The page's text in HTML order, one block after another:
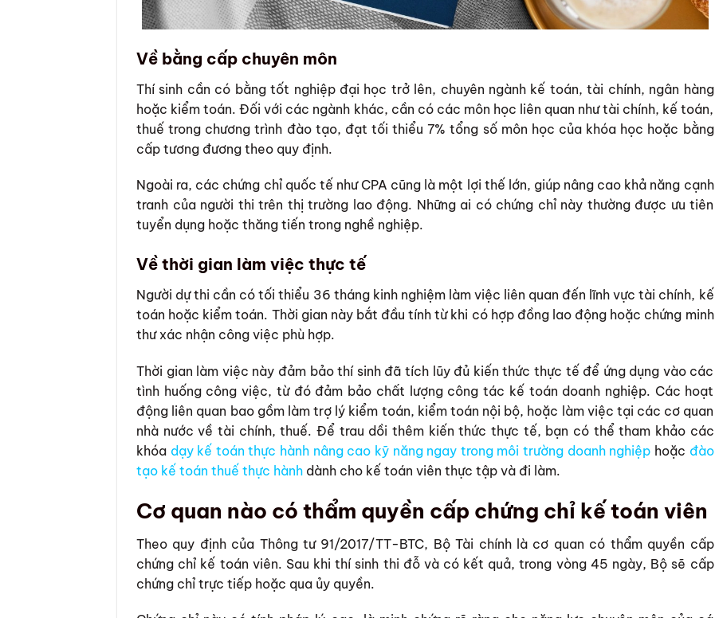
Về bằng cấp chuyên môn
Thí sinh cần có bằng tốt nghiệp đại học trở lên, chuyên ngành kế toán, tài chính, ngân hàng
hoặc kiểm toán. Đối với các ngành khác, cần có các môn học liên quan như tài chính, kế toán,
thuế trong chương trình đào tạo, đạt tối thiểu 7% tổng số môn học của khóa học hoặc bằng
cấp tương đương theo quy định.
Ngoài ra, các chứng chỉ quốc tế như CPA cũng là một lợi thế lớn, giúp nâng cao khả năng cạnh
tranh của người thi trên thị trường lao động. Những ai có chứng chỉ này thường được ưu tiên
tuyển dụng hoặc thăng tiến trong nghề nghiệp.
Về thời gian làm việc thực tế
Người dự thi cần có tối thiểu 36 tháng kinh nghiệm làm việc liên quan đến lĩnh vực tài chính, kế
toán hoặc kiểm toán. Thời gian này bắt đầu tính từ khi có hợp đồng lao động hoặc chứng minh
thư xác nhận công việc phù hợp.
Thời gian làm việc này đảm bảo thí sinh đã tích lũy đủ kiến thức thực tế để ứng dụng vào các
tình huống công việc, từ đó đảm bảo chất lượng công tác kế toán doanh nghiệp. Các hoạt
động liên quan bao gồm làm trợ lý kiểm toán, kiểm toán nội bộ, hoặc làm việc tại các cơ quan
nhà nước về tài chính, thuế. Để trau dồi thêm kiến thức thực tế, bạn có thể tham khảo các
khóa dạy kế toán thực hành nâng cao kỹ năng ngay trong môi trường doanh nghiệp hoặc đào
tạo kế toán thuế thực hành dành cho kế toán viên thực tập và đi làm.
Cơ quan nào có thẩm quyền cấp chứng chỉ kế toán viên
Theo quy định của Thông tư 91/2017/TT-BTC, Bộ Tài chính là cơ quan có thẩm quyền cấp
chứng chỉ kế toán viên. Sau khi thí sinh thi đỗ và có kết quả, trong vòng 45 ngày, Bộ sẽ cấp
chứng chỉ trực tiếp hoặc qua ủy quyền.